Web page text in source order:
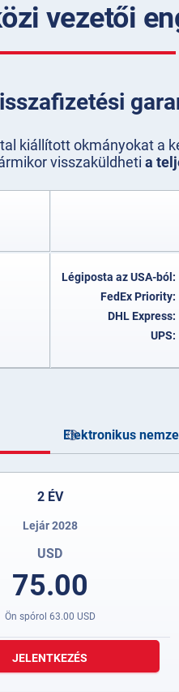
vezetői
kiállított okmányokat a
visszaküldheti a
Légiposta az USA-ból:
FedEx Priority:
DHL Express:
UPS:
Elektronikus
2 ÉV
Lejár 2028
USD
75.00
Ön spórol 63.00 USD
JELENTKEZÉS